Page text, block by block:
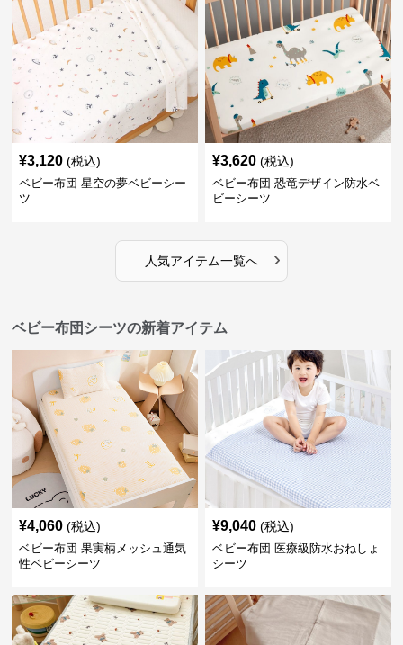
¥3,120 (税込)
ベビー布団 星空の夢ベビーシー
ツ
¥3,620 (税込)
ベビー布団 恐竜デザイン防水ベ
ビーシーツ
人気アイテム一覧へ ›
ベビー布団シーツの新着アイテム
¥4,060 (税込)
ベビー布団 果実柄メッシュ通気
性ベビーシーツ
¥9,040 (税込)
ベビー布団 医療級防水おねしょ
シーツ